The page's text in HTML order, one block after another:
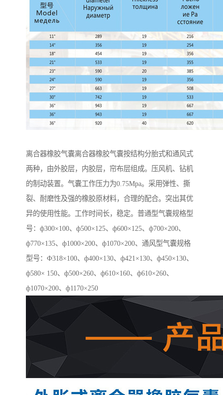
离合器橡胶气囊离合器橡胶气囊按结构分胎式和通风式
两种，由外胶层，内胶层，帘布层组成。压风机、钻机
的制动装置。气囊工作压力为0.75Mpa。采用弹性、撕
裂、耐磨性及强的橡胶原材料，合理的配合。突出其优
异的使用性能。工作时间长，稳定。普通型气囊规格型
号：ф300×100、ф500×125、ф600×125、ф700×200、
ф770×135、ф1000×200、ф1070×200、通风型气囊规格
型号：Ф318×100、ф400×130、ф421×130、ф450×130、
ф580× 150、ф500×260、ф610×160、ф610×260、
ф1070×200、ф1170×250